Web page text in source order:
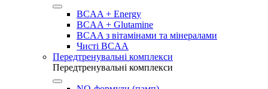
BCAA + Energy
BCAA + Glutamine
BCAA з вітамінами та мінералами
Чисті BCAA
Передтренувальні комплекси
Передтренувальні комплекси